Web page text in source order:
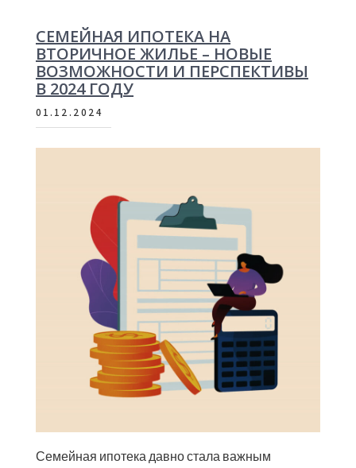
СЕМЕЙНАЯ ИПОТЕКА НА
ВТОРИЧНОЕ ЖИЛЬЕ – НОВЫЕ
ВОЗМОЖНОСТИ И ПЕРСПЕКТИВЫ
В 2024 ГОДУ
01.12.2024
Семейная ипотека давно стала важным